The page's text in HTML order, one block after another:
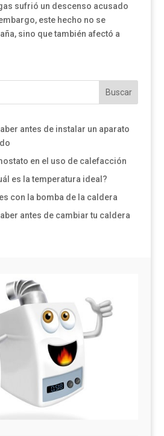
sufrió un descenso acusado
este hecho no se
sino que también afectó a
Buscar
antes de instalar un aparato
en el uso de calefacción
es la temperatura ideal?
con la bomba de la caldera
antes de cambiar tu caldera